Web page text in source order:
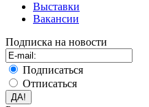
Выставки
Вакансии
Подписка на новости
Подписаться
Отписаться